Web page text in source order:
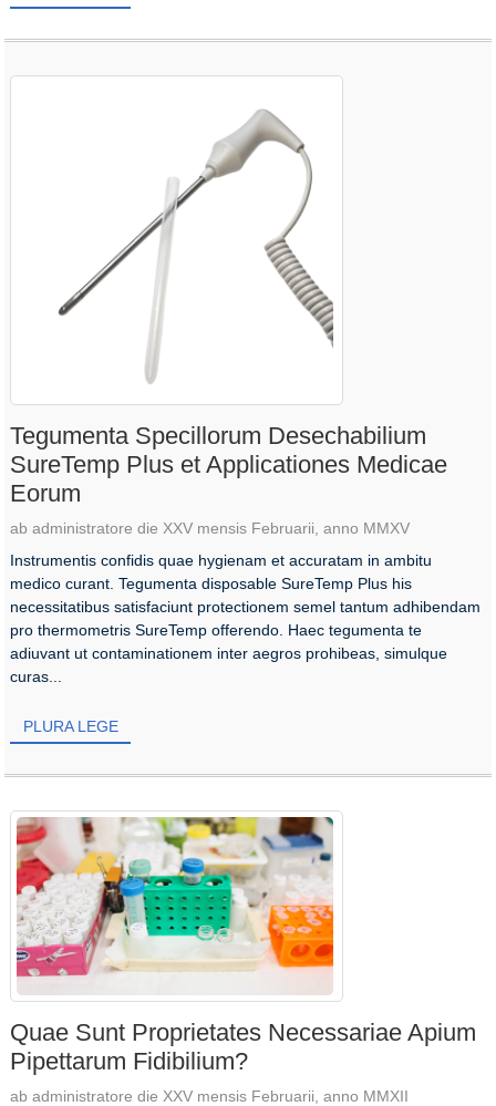
Tegumenta Specillorum Desechabilium
SureTemp Plus et Applicationes Medicae
Eorum
ab administratore die XXV mensis Februarii, anno MMXV
Instrumentis confidis quae hygienam et accuratam in ambitu
medico curant. Tegumenta disposable SureTemp Plus his
necessitatibus satisfaciunt protectionem semel tantum adhibendam
pro thermometris SureTemp offerendo. Haec tegumenta te
adiuvant ut contaminationem inter aegros prohibeas, simulque
curas...
PLURA LEGE
Quae Sunt Proprietates Necessariae Apium
Pipettarum Fidibilium?
ab administratore die XXV mensis Februarii, anno MMXII